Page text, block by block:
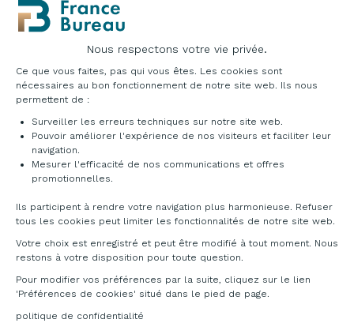
Nous respectons votre vie privée.
Plateforme de Gestion du Consentement :
Ce que vous faites, pas qui vous êtes. Les cookies sont
nécessaires au bon fonctionnement de notre site web. Ils nous
permettent de :
Surveiller les erreurs techniques sur notre site web.
Pouvoir améliorer l'expérience de nos visiteurs et faciliter leur
navigation.
Mesurer l'efficacité de nos communications et offres
promotionnelles.
Ils participent à rendre votre navigation plus harmonieuse. Refuser
tous les cookies peut limiter les fonctionnalités de notre site web.
Votre choix est enregistré et peut être modifié à tout moment. Nous
restons à votre disposition pour toute question.
Pour modifier vos préférences par la suite, cliquez sur le lien
'Préférences de cookies' situé dans le pied de page.
politique de confidentialité
Axeptio consent
Café, Bar & Restaurant
À partir de
Café, Bar & Restaurant
Casotto
À partir de 285,00 € HT
-20% 228,00 €